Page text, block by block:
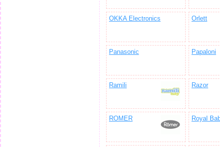
OKKA Electronics Orlett
Panasonic Papaloni
Ramili Razor
ROMER Royal